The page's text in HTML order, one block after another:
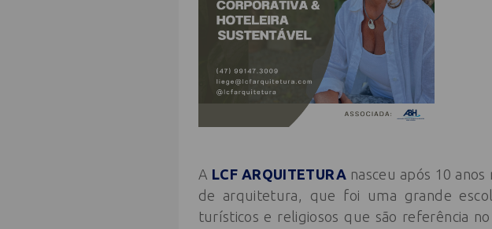
A LCF ARQUITETURAnasceu após 10
de arquitetura, que foi uma grande
turísticos e religiosos que são referência